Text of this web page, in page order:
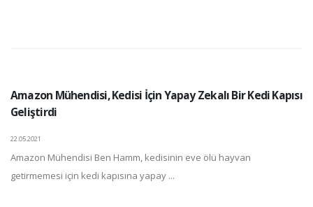
Amazon Mühendisi, Kedisi İçin Yapay Zekalı Bir Kedi Kapısı
Geliştirdi
22.05.2021
Amazon Mühendisi Ben Hamm, kedisinin eve ölü hayvan
getirmemesi için kedi kapısına yapay ...